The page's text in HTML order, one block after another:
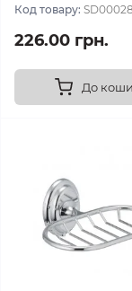
Код товару:
226.00 грн.
До